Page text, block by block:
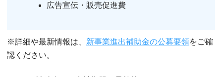
広告宣伝・販売促進費
※詳細や最新情報は、 新事業進出補助金の公募要領をご確
認ください。